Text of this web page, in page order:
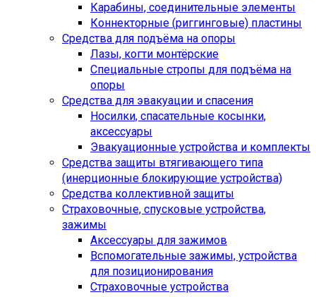
Карабины, соединительные элементы
Коннекторные (риггинговые) пластины
Средства для подъёма на опоры
Лазы, когти монтёрские
Специальные стропы для подъёма на
опоры
Средства для эвакуации и спасения
Носилки, спасательные косынки,
аксессуары
Эвакуационные устройства и комплекты
Средства защиты втягивающего типа
(инерционные блокирующие устройства)
Средства коллективной защиты
Страховочные, спусковые устройства,
зажимы
Аксессуары для зажимов
Вспомогательные зажимы, устройства
для позиционирования
Страховочные устройства